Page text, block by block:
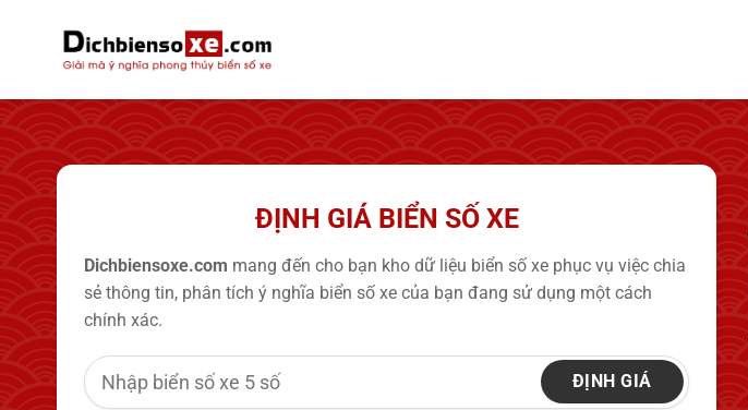
dung
ĐỊNH GIÁ BIỂN SỐ XE
Dichbiensoxe.com mang đến cho bạn kho dữ liệu biển số xe phục vụ việc chia
sẻ thông tin, phân tích ý nghĩa biển số xe của bạn đang sử dụng một cách
chính xác.
ĐỊNH GIÁ